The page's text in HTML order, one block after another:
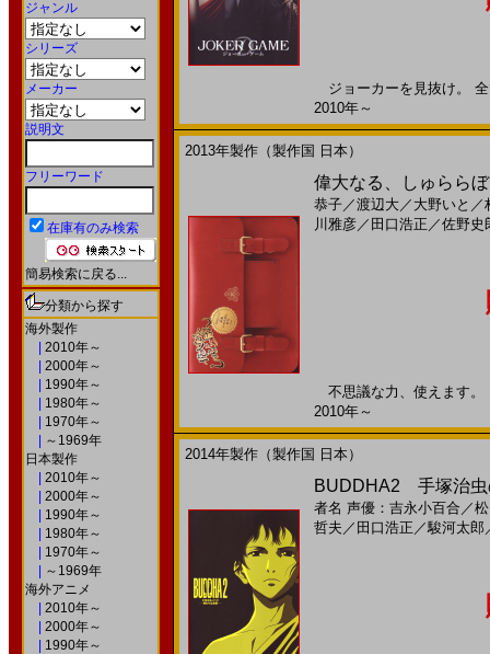
ジャンル
シリーズ
メーカー
説明文
フリーワード
在庫有のみ検索
簡易検索に戻る...
分類から探す
海外製作
2010年～
2000年～
1990年～
1980年～
1970年～
～1969年
日本製作
2010年～
2000年～
1990年～
1980年～
1970年～
～1969年
海外アニメ
2010年～
2000年～
1990年～
ジョーカーを見抜け。
2010年～
2013年製作（製作国 日本）
偉大なる、しゅらら
恭子／渡辺大／ 大野いと ／
川雅彦／ 田口浩正 ／佐野史
不思議な力、使えます
2010年～
2014年製作（製作国 日本）
BUDDHA2 手塚治虫
者名 声優：吉永小百合 ／
哲夫 ／ 田口浩正 ／駿河太郎